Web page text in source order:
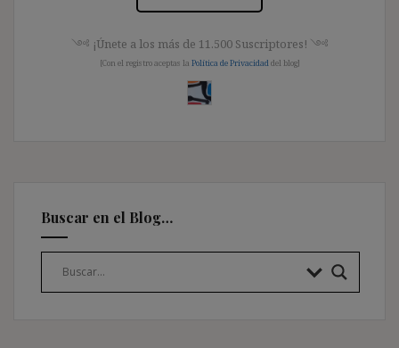
༺ ¡Únete a los más de 11.500 Suscriptores! ༺
[Con el registro aceptas la Política de Privacidad del blog]
Buscar en el Blog…